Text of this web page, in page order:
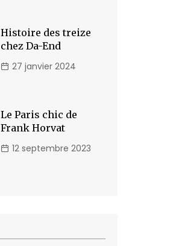
Histoire des treize
chez Da-End
27 janvier 2024
Le Paris chic de
Frank Horvat
12 septembre 2023